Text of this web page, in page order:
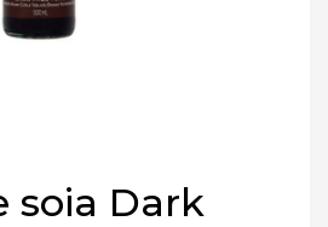
soia Dark